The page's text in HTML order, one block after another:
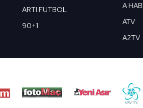
ARTI FUTBOL
90+1
A
ATV
A2TV